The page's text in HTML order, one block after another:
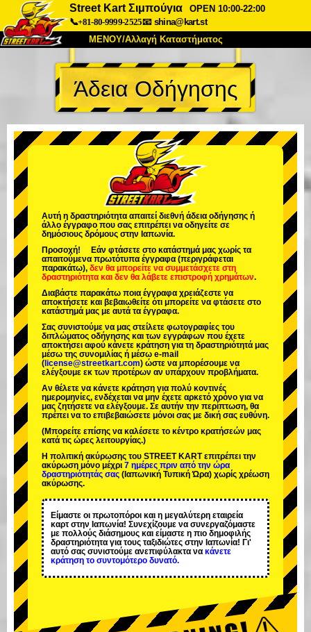
Street Kart Σιμπούγια
OPEN 10:00-22:00
📞+81-80-9999-2525📧 shina@kart.st
ΜΕΝΟΥ/Αλλαγή Καταστήματος
ΚΥΡΙΩΣ
Σχετικά Προδιαγραφές Τιμές
Συχνές Ερωτήσεις
Εταιρεία Κράτηση
Αλλαγή Καταστήματος
Τόκιο Σινάγαουα #1
Τόκιο Ακίχαμπαρα #2 Τόκιο Σιμπούγια
Τόκιο Σιμπούγια Annex
Τόκιο Ασακούσα Οσάκα
Οκινάουα
Άδεια Οδήγησης
Αυτή η δραστηριότητα απαιτεί διεθνή άδεια οδήγησης ή
άλλο έγγραφο που σας επιτρέπει να οδηγείτε σε
δημόσιους δρόμους στην Ιαπωνία.
Προσοχή! Εάν φτάσετε στο κατάστημά μας χωρίς τα
απαιτούμενα πρωτότυπα έγγραφα (περιγράφεται
παρακάτω), δεν θα μπορείτε να συμμετάσχετε στη
δραστηριότητα και δεν θα λάβετε επιστροφή χρημάτων.
Διαβάστε παρακάτω ποια έγγραφα χρειάζεστε να
αποκτήσετε και βεβαιωθείτε ότι μπορείτε να φτάσετε στο
κατάστημά μας με αυτά τα έγγραφα.
Σας συνιστούμε να μας στείλετε φωτογραφίες του
διπλώματος οδήγησης και των εγγράφων που έχετε
αποκτήσει αφού κάνετε κράτηση για τη δραστηριότητά μας
μέσω της συνομιλίας ή μέσω e-mail
( license@streetkart.com) ώστε να μπορέσουμε να
ελέγξουμε εκ των προτέρων αν υπάρχουν προβλήματα.
Αν θέλετε να κάνετε κράτηση για πολύ κοντινές
ημερομηνίες, ενδέχεται να μην έχετε αρκετό χρόνο για να
μας ζητήσετε να ελέγξουμε. Σε αυτήν την περίπτωση, θα
πρέπει να το επιβεβαιώσετε μόνοι σας με δική σας ευθύνη.
(Μπορείτε επίσης να καλέσετε το κέντρο κρατήσεών μας
κατά τις ώρες λειτουργίας.)
Η πολιτική ακύρωσης του STREET KART επιτρέπει την
ακύρωση μόνο μέχρι 7 ημέρες πριν από την ώρα
δραστηριότητάς σας (Ιαπωνική Τυπική Ώρα) χωρίς χρέωση
ακύρωσης.
Είμαστε οι πρωτοπόροι και η μεγαλύτερη εταιρεία
καρτστην Ιαπωνία! Συνεχίζουμε να συνεργαζόμαστε
με πολλούς διάσημους και είμαστε η πιο δημοφιλής
δραστηριότητα για τους ταξιδιώτες στην Ιαπωνία! Γι'
αυτό σας συνιστούμε ανεπιφύλακτα να κάνετε
κράτηση το συντομότερο δυνατό.